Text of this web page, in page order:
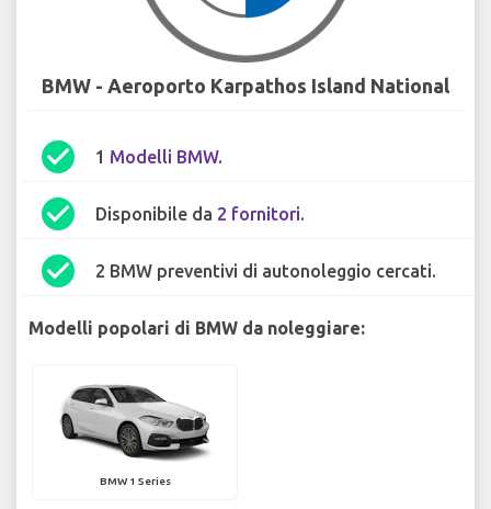
BMW - Aeroporto Karpathos Island National
check_circle 1 Modelli BMW.
check_circle Disponibile da 2 fornitori.
check_circle 2 BMW preventivi di autonoleggio cercati.
Modelli popolari di BMW da noleggiare:
BMW 1 Series